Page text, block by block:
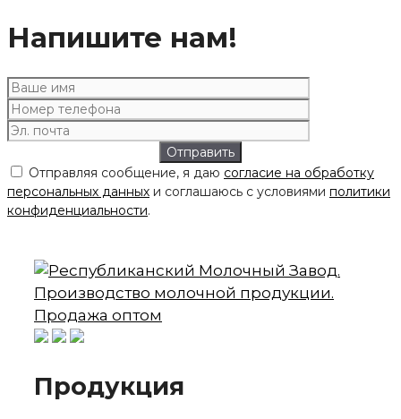
Напишите нам!
Отправляя сообщение, я даю согласие на обработку
персональных данных и соглашаюсь с условиями политики
конфиденциальности.
Продукция